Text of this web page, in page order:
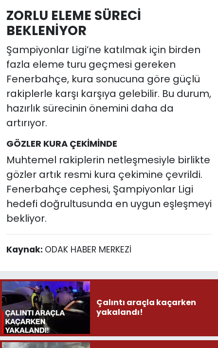
ZORLU ELEME SÜRECİ
BEKLENİYOR
Şampiyonlar Ligi’ne katılmak için birden
fazla eleme turu geçmesi gereken
Fenerbahçe, kura sonucuna göre güçlü
rakiplerle karşı karşıya gelebilir. Bu durum,
hazırlık sürecinin önemini daha da
artırıyor.
GÖZLER KURA ÇEKİMİNDE
Muhtemel rakiplerin netleşmesiyle birlikte
gözler artık resmi kura çekimine çevrildi.
Fenerbahçe cephesi, Şampiyonlar Ligi
hedefi doğrultusunda en uygun eşleşmeyi
bekliyor.
Kaynak: ODAK HABER MERKEZİ
Çalıntı araçla kaçarken
yakalandı!